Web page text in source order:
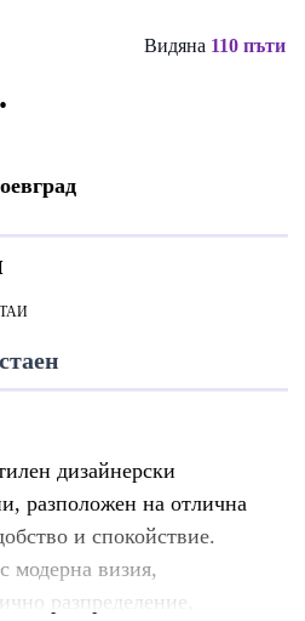
Видяна 110 пъти
дизайнерски
разположен на отлична
и спокойствие.
модерна визия,
разпределение,